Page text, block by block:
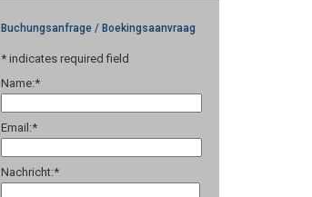
Buchungsanfrage / Boekingsaanvraag
* indicates required field
Name:*
Email:*
Nachricht:*